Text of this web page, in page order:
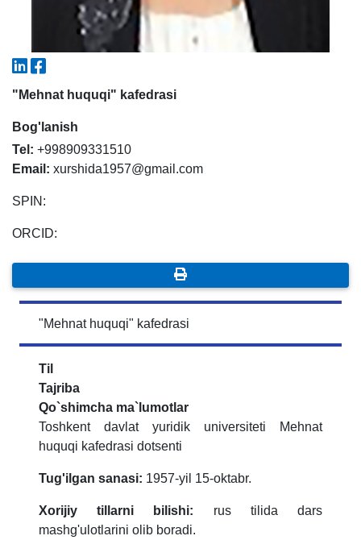
"Mehnat huquqi" kafedrasi
Bog'lanish
Tel: +998909331510
Email: xurshida1957@gmail.com
SPIN:
ORCID:
"Mehnat huquqi" kafedrasi
Til
Tajriba
Qo`shimcha ma`lumotlar
Toshkent davlat yuridik universiteti Mehnat
huquqi kafedrasi dotsenti
Tug'ilgan sanasi: 1957-yil 15-oktabr.
Xorijiy tillarni bilishi: rus tilida dars
mashg'ulotlarini olib boradi.